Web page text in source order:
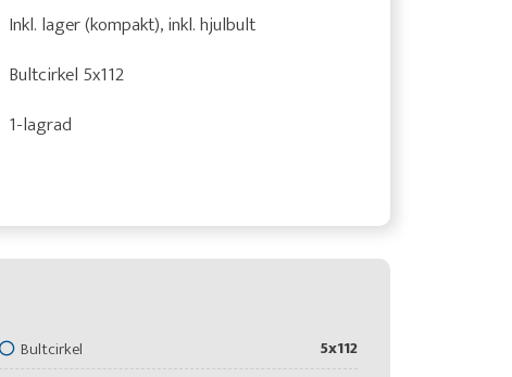
Inkl. lager (kompakt), inkl. hjulbult
Bultcirkel 5x112
1-lagrad
Bultcirkel
5x112